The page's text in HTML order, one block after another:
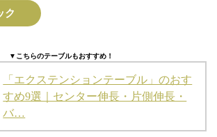
ク
▼こちらのテーブルもおすすめ！
「エクステンションテーブル」のおす
すめ9選｜センター伸長・片側伸長・
バ…